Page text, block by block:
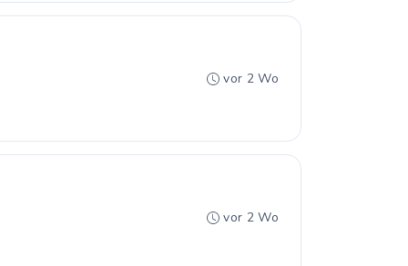
vor 2 Wo
vor 2 Wo